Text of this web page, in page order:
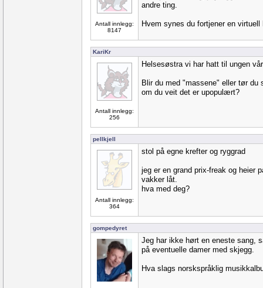
Antall innlegg:
8147
andre ting.
Hvem synes du fortjener en virtuell
KariKr
Antall innlegg:
256
Helsesøstra vi har hatt til ungen
Blir du med "massene" eller tør du
om du veit det er upopulært?
pellkjell
Antall innlegg:
364
stol på egne krefter og ryggrad
jeg er en grand prix-freak og heier
vakker låt.
hva med deg?
gompedyret
Jeg har ikke hørt en eneste sang,
på eventuelle damer med skjegg.
Hva slags norskspråklig